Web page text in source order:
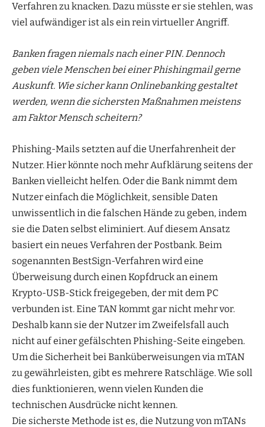
Verfahren zu knacken. Dazu müsste er sie stehlen, was
viel aufwändiger ist als ein rein virtueller Angriff.
Banken fragen niemals nach einer PIN. Dennoch
geben viele Menschen bei einer Phishingmail gerne
Auskunft. Wie sicher kann Onlinebanking gestaltet
werden, wenn die sichersten Maßnahmen meistens
am Faktor Mensch scheitern?
Phishing-Mails setzten auf die Unerfahrenheit der
Nutzer. Hier könnte noch mehr Aufklärung seitens der
Banken vielleicht helfen. Oder die Bank nimmt dem
Nutzer einfach die Möglichkeit, sensible Daten
unwissentlich in die falschen Hände zu geben, indem
sie die Daten selbst eliminiert. Auf diesem Ansatz
basiert ein neues Verfahren der Postbank. Beim
sogenannten BestSign-Verfahren wird eine
Überweisung durch einen Kopfdruck an einem
Krypto-USB-Stick freigegeben, der mit dem PC
verbunden ist. Eine TAN kommt gar nicht mehr vor.
Deshalb kann sie der Nutzer im Zweifelsfall auch
nicht auf einer gefälschten Phishing-Seite eingeben.
Um die Sicherheit bei Banküberweisungen via mTAN
zu gewährleisten, gibt es mehrere Ratschläge. Wie soll
dies funktionieren, wenn vielen Kunden die
technischen Ausdrücke nicht kennen.
Die sicherste Methode ist es, die Nutzung von mTANs